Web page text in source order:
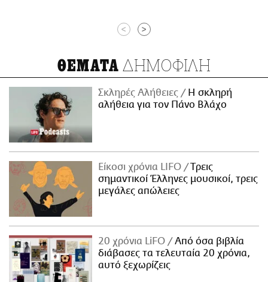
< >
ΘΕΜΑΤΑ ΔΗΜΟΦΙΛΗ
Σκληρές Αλήθειες
H σκληρή
αλήθεια για τον Πάνο Βλάχο
Είκοσι χρόνια LIFO
Tρεις
σημαντικοί Έλληνες μουσικοί, τρεις
μεγάλες απώλειες
20 χρόνια LiFO
Από όσα βιβλία
διάβασες τα τελευταία 20 χρόνια,
αυτό ξεχωρίζεις